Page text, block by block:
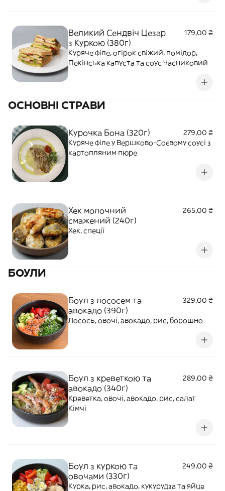
Великий Сендвіч Цезар
з Куркою (380г)
179,00 ₴
Куряче філе, огірок свіжий, помідор,
Пекінська капуста та соус Часниковий
ОСНОВНІ СТРАВИ
Курочка Бона (320г)
279,00 ₴
Куряче філе у Вершково-Соєвому соусі з
картопляним пюре
Хек молочний
смажений (240г)
265,00 ₴
Хек, спеції
БОУЛИ
Боул з лососем та
авокадо (390г)
329,00 ₴
Лосось, овочі, авокадо, рис, борошно
Боул з креветкою та
авокадо (340г)
289,00 ₴
Креветка, овочі, авокадо, рис, салат
Кімчі
Боул з куркою та
овочами (330г)
249,00 ₴
Курка, рис, авокадо, кукурудза та яйце